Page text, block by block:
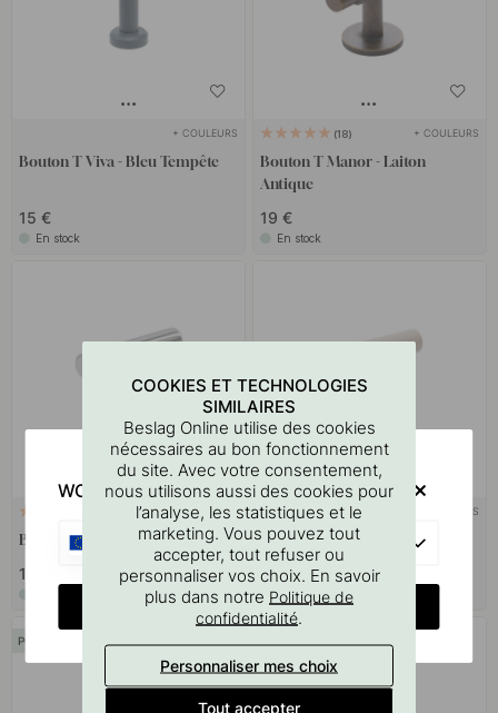
+ COULEURS
Bouton T Viva - Bleu Tempête
15 €
En stock
18 + COULEURS
Bouton T Manor - Laiton
Antique
19 €
En stock
+ COULEURS
Bouton T Viva - Chrome Poli
17.50 €
3 + COULEURS
Bouton T Viva - Gris Calcaire
15 €
En stock
POPULAR
COOKIES ET TECHNOLOGIES
SIMILAIRES
Beslag Online utilise des cookies
nécessaires au bon fonctionnement
du site. Avec votre consentement,
nous utilisons aussi des cookies pour
l’analyse, les statistiques et le
marketing. Vous pouvez tout
accepter, tout refuser ou
personnaliser vos choix. En savoir
plus dans notre Politique de
confidentialité.
Personnaliser mes choix
Tout accepter
WOULD YOU RATHER VISIT?
CHANGE COUNTRY